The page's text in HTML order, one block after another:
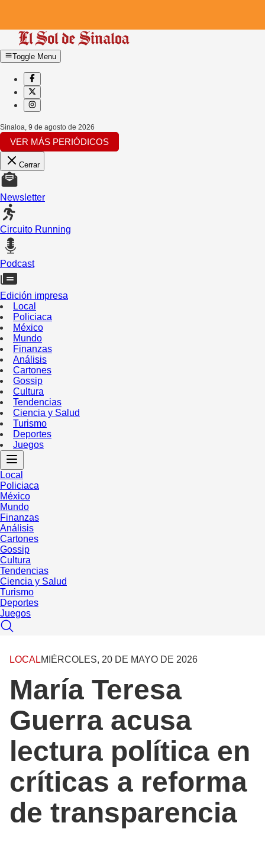
Toggle Menu
Sinaloa, 9 de agosto de 2026
VER MÁS PERIÓDICOS
Cerrar
Newsletter
Circuito Running
Podcast
Edición impresa
Local
Policiaca
México
Mundo
Finanzas
Análisis
Cartones
Gossip
Cultura
Tendencias
Ciencia y Salud
Turismo
Deportes
Juegos
Local
Policiaca
México
Mundo
Finanzas
Análisis
Cartones
Gossip
Cultura
Tendencias
Ciencia y Salud
Turismo
Deportes
Juegos
LOCALMIÉRCOLES, 20 DE MAYO DE 2026
María Teresa
Guerra acusa
lectura política en
críticas a reforma
de transparencia